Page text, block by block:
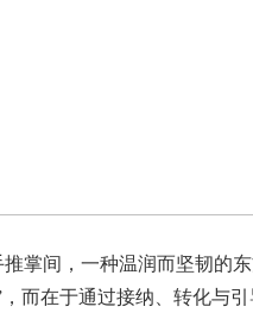
掌间，一种温润而坚韧的
而在于通过接纳、转化与